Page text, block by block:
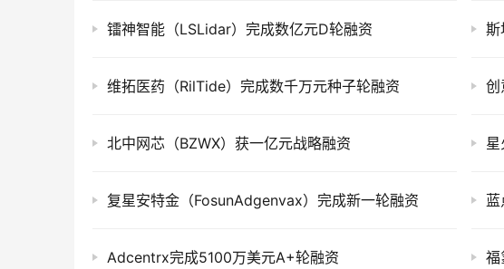
镭神智能（LSLidar）完成数亿元D轮融资
维拓医药（RilTide）完成数千万元种子轮融资 创
北中网芯（BZWX）获一亿元战略融资
复星安特金（FosunAdgenvax）完成新一轮融资
Adcentrx完成5100万美元A+轮融资 福